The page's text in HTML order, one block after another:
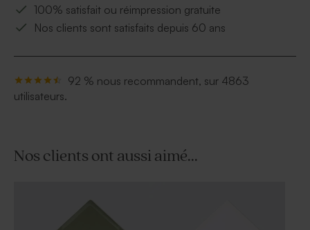
100% satisfait ou réimpression gratuite
Nos clients sont satisfaits depuis 60 ans
92 % nous recommandent, sur 4863
utilisateurs.
Nos clients ont aussi aimé...